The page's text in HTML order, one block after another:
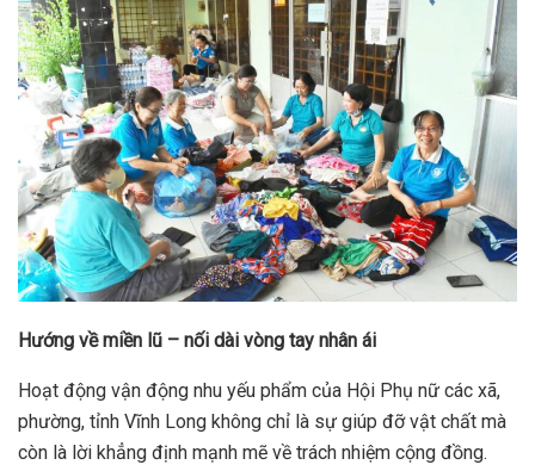
Hướng về miền lũ – nối dài vòng tay nhân ái
Hoạt động vận động nhu yếu phẩm của Hội Phụ nữ các xã,
phường, tỉnh Vĩnh Long không chỉ là sự giúp đỡ vật chất mà
còn là lời khẳng định mạnh mẽ về trách nhiệm cộng đồng.